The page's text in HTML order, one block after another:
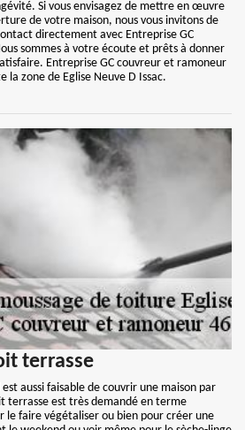
Si vous envisagez de mettre en œuvre
de votre maison, nous vous invitons de
directement avec Entreprise GC
sommes à votre écoute et prêts à donner
Entreprise GC couvreur et ramoneur
zone de Eglise Neuve D Issac.
terrasse
aussi faisable de couvrir une maison par
terrasse est très demandé en terme
le faire végétaliser ou bien pour créer une